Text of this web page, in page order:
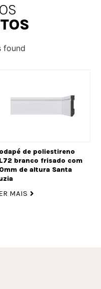
found
de poliestireno
branco frisado com
de altura Santa
MAIS